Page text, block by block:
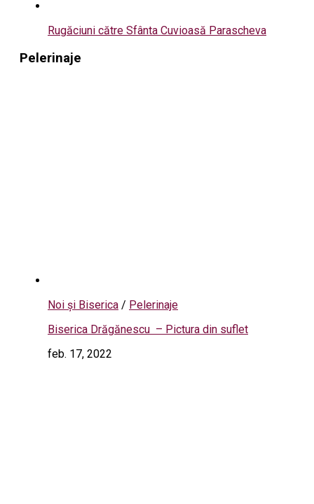
Rugăciuni către Sfânta Cuvioasă Parascheva
Pelerinaje
Noi și Biserica / Pelerinaje
Biserica Drăgănescu – Pictura din suflet
feb. 17, 2022